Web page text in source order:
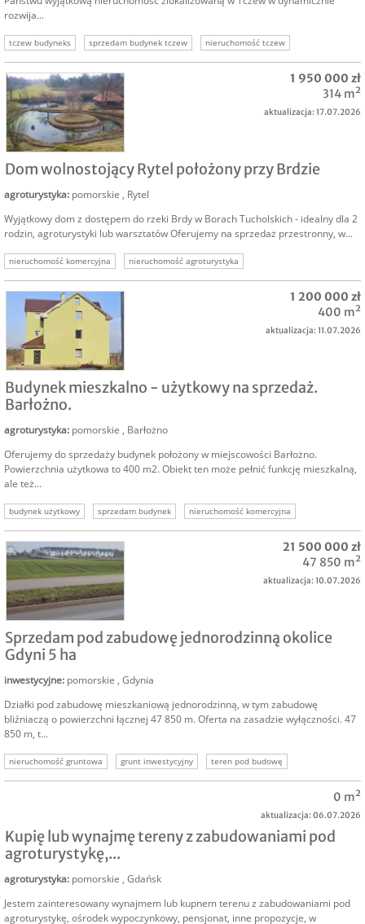
rozwija...
tczew budyneks sprzedam budynek tczew
nieruchomość tczew
nieruchomości komercyjne
nieruchomość inwestycyjna
Dom wolnostojący Rytel położony przy Brdzie
agroturystyka: pomorskie , Rytel
Wyjątkowy dom z dostępem do rzeki Brdy w Borach Tucholskich - idealny dla 2
rodzin, agroturystyki lub warsztatów Oferujemy na sprzedaż przestronny, w...
nieruchomość komercyjna
nieruchomość agroturystyka
brda nieruchomość turystyka
1 950 000 zł
314 m²
aktualizacja: 17.07.2026
Budynek mieszkalno - użytkowy na sprzedaż.
Barłożno.
agroturystyka: pomorskie , Barłożno
Oferujemy do sprzedaży budynek położony w miejscowości Barłożno.
Powierzchnia użytkowa to 400 m2. Obiekt ten może pełnić funkcję mieszkalną,
ale też...
budynek użytkowy sprzedam budynek nieruchomość komercyjna
1 200 000 zł
400 m²
aktualizacja: 11.07.2026
Sprzedam pod zabudowę jednorodzinną okolice
Gdyni 5 ha
inwestycyjne: pomorskie , Gdynia
Działki pod zabudowę mieszkaniową jednorodzinną, w tym zabudowę
bliźniaczą o powierzchni łącznej 47 850 m. Oferta na zasadzie wyłączności. 47
850 m, t...
nieruchomość gruntowa grunt inwestycyjny
teren pod budowę
nieruchomość deweloperska
grunt deweloperski
21 500 000 zł
47 850 m²
aktualizacja: 10.07.2026
Kupię lub wynajmę tereny z zabudowaniami pod
agroturystykę,...
agroturystyka: pomorskie , Gdańsk
Jestem zainteresowany wynajmem lub kupnem terenu z zabudowaniami pod
agroturystykę, ośrodek wypoczynkowy, pensjonat, inne propozycje, w
0 m²
aktualizacja: 06.07.2026